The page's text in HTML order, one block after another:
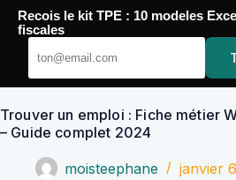
Passer
contenu
YoupiJobs
Trouver un emploi : Fiche métier
– Guide complet 2024
moisteephane
janvier
Recois le kit TPE : 10 modeles
fiscales